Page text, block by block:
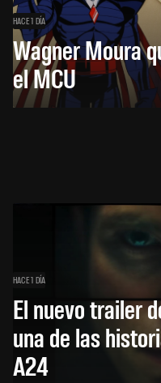
HACE 1 DÍA
Wagner Moura
el MCU
HACE 1 DÍA
El nuevo trailer
una de las
A24